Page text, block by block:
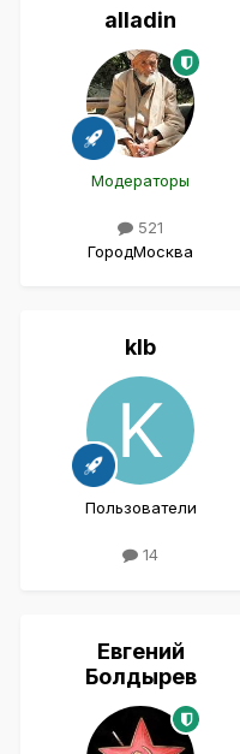
alladin
Модераторы
521
ГородМосква
klb
Пользователи
14
Евгений
Болдырев